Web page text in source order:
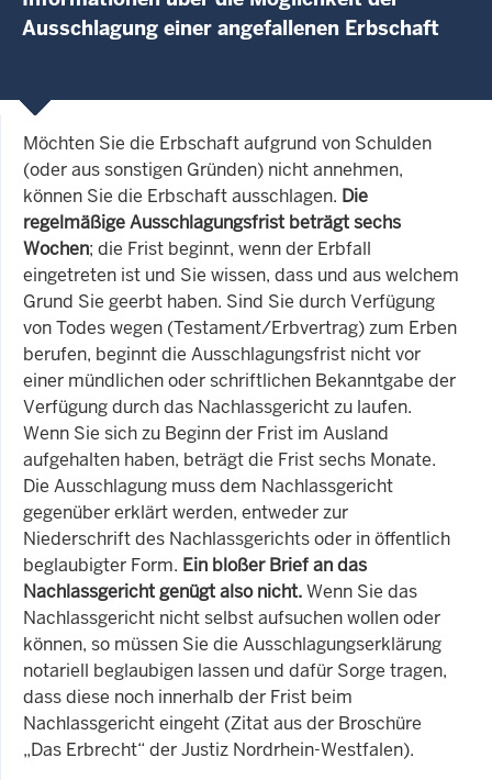
Ausschlagung einer angefallenen Erbschaft
Möchten Sie die Erbschaft aufgrund von Schulden
(oder aus sonstigen Gründen) nicht annehmen,
können Sie die Erbschaft ausschlagen. Die
regelmäßige Ausschlagungsfrist beträgt sechs
Wochen; die Frist beginnt, wenn der Erbfall
eingetreten ist und Sie wissen, dass und aus welchem
Grund Sie geerbt haben. Sind Sie durch Verfügung
von Todes wegen (Testament/Erbvertrag) zum Erben
berufen, beginnt die Ausschlagungsfrist nicht vor
einer mündlichen oder schriftlichen Bekanntgabe der
Verfügung durch das Nachlassgericht zu laufen.
Wenn Sie sich zu Beginn der Frist im Ausland
aufgehalten haben, beträgt die Frist sechs Monate.
Die Ausschlagung muss dem Nachlassgericht
gegenüber erklärt werden, entweder zur
Niederschrift des Nachlassgerichts oder in öffentlich
beglaubigter Form. Ein bloßer Brief an das
Nachlassgericht genügt also nicht.Wenn Sie das
Nachlassgericht nicht selbst aufsuchen wollen oder
können, so müssen Sie die Ausschlagungserklärung
notariell beglaubigen lassen und dafür Sorge tragen,
dass diese noch innerhalb der Frist beim
Nachlassgericht eingeht (Zitat aus der Broschüre
„Das Erbrecht“ der Justiz Nordrhein-Westfalen).